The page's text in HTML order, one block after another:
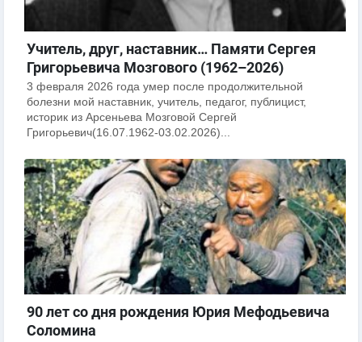
Учитель, друг, наставник… Памяти Сергея
Григорьевича Мозгового (1962–2026)
3 февраля 2026 года умер после продолжительной
болезни мой наставник, учитель, педагог, публицист,
историк из Арсеньева Мозговой Сергей
Григорьевич(16.07.1962-03.02.2026)...
90 лет со дня рождения Юрия Мефодьевича
Соломина